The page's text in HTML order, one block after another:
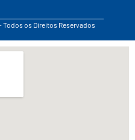
Todos os Direitos Reservados